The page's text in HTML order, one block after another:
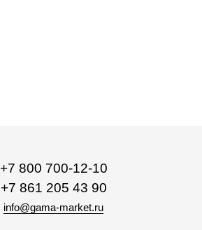
+7 800 700-12-10
+7 861 205 43 90
info@gama-market.ru